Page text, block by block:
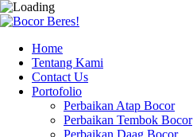
Home
Tentang Kami
Contact Us
Portofolio
Perbaikan Atap Bocor
Perbaikan Tembok Bocor
Perbaikan Daag Bocor